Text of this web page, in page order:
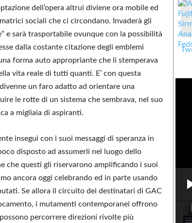
dell’opera altrui diviene ora mobile ed
sociali che ci circondano. Invaderà gli
e sarà trasportabile ovunque con la possibilità
dalla costante citazione degli emblemi
forma auto appropriante che li stemperava
vita reale di tutti quanti. E’ con questa
un faro adatto ad orientare una
le rotte di un sistema che sembrava, nel suo
a migliaia di aspiranti.
inseguì con i suoi messaggi di speranza in
disposto ad assumerli nel luogo dello
che questi gli riservarono amplificando i suoi
ancora oggi celebrando ed in parte usando
Se allora il circuito dei destinatari di GAC
i mutamenti contemporanei offrono
percorrere direzioni rivolte più